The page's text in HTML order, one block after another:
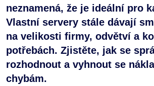
neznamená, že je ideální pro
Vlastní servery stále dávají
na velikosti firmy, odvětví a
potřebách. Zjistěte, jak se
rozhodnout a vyhnout se
chybám.